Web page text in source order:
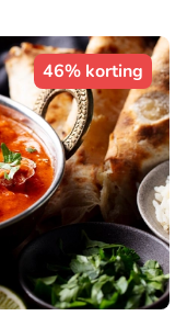
46% korting